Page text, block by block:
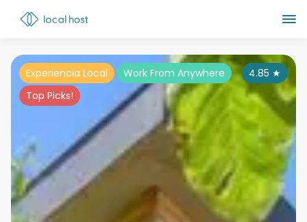
4.85 ★
Experiencia Local
Work From Anywhere
Top Picks!